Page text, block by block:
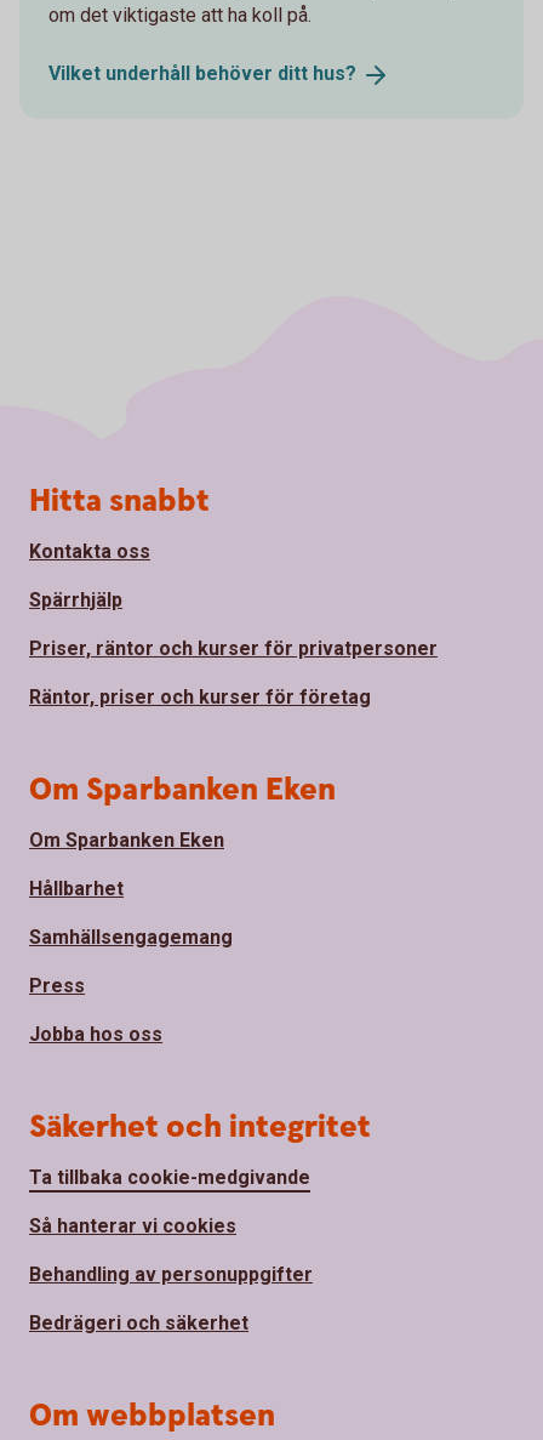
om det viktigaste att ha koll på.
Vilket underhåll behöver ditt hus?
Sidfot
Hitta snabbt
Kontakta oss
Spärrhjälp
Priser, räntor och kurser för privatpersoner
Räntor, priser och kurser för företag
Om Sparbanken Eken
Om Sparbanken Eken
Hållbarhet
Samhällsengagemang
Press
Jobba hos oss
Säkerhet och integritet
Ta tillbaka cookie-medgivande
Så hanterar vi cookies
Behandling av personuppgifter
Bedrägeri och säkerhet
Om webbplatsen